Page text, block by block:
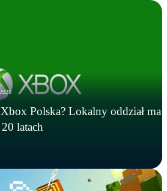
Polska? Lokalny oddział ma
latach